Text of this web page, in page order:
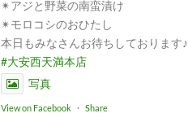
✴︎アジと野菜の南蛮漬け
✴︎モロコシのおひたし
本日もみなさんお待ちしております♪
#大安西天満本店
写真
View on Facebook · Share